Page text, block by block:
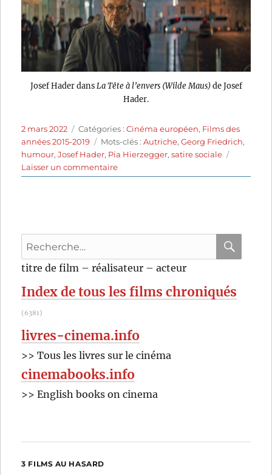
Josef Hader dansLa Tête à l’envers (Wilde Maus)de Josef
Hader.
Publié
le
2 mars 2022 Catégories
Catégories :Cinéma européen, Films des
années 2015-2019
Étiquettes
Mots-clés :Autriche,Georg Friedrich,
humour,Josef Hader, Pia Hierzegger,satire sociale
Laisser un commentairesur
La
Hader
Recherche
pour
titre de film – réalisateur – acteur
Index de tous les films chroniqués
(6381)
livres-cinema.info
>> Tous les livres sur le cinéma
cinemabooks.info
>> English books on cinema
3 FILMS AU HASARD